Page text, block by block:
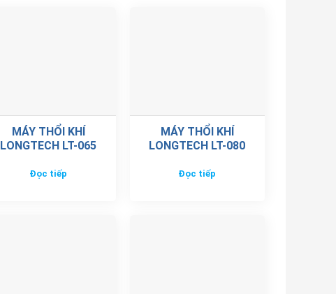
MÁY THỔI KHÍ
LONGTECH LT-065
Đọc tiếp
MÁY THỔI KHÍ
LONGTECH LT-080
Đọc tiếp